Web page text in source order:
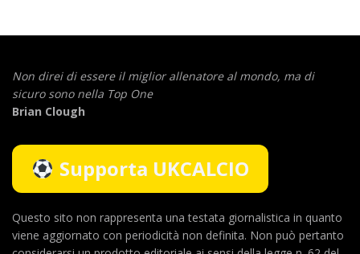
Non direi di essere il miglior allenatore al mondo, ma di
sicuro sono nella Top One
Brian Clough
Supporta UKCALCIO
Questo sito non rappresenta una testata giornalistica in quanto
viene aggiornato con periodicità non definita. Non può pertanto